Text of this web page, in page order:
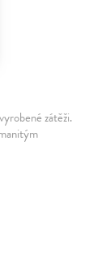
zátěži.